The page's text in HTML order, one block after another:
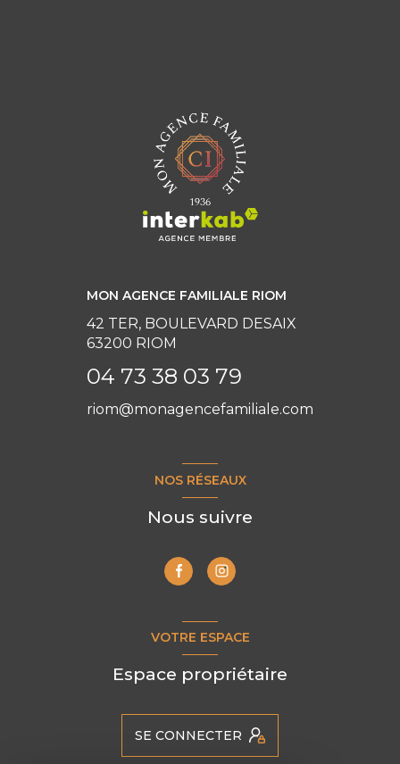
MON AGENCE FAMILIALE RIOM
42 TER, BOULEVARD DESAIX
63200 RIOM
04 73 38 03 79
riom@monagencefamiliale.com
NOS RÉSEAUX
Nous suivre
VOTRE ESPACE
Espace propriétaire
SE CONNECTER